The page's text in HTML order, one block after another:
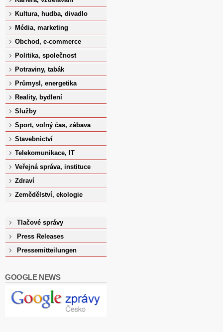
Kultura, hudba, divadlo
Média, marketing
Obchod, e-commerce
Politika, společnost
Potraviny, tabák
Průmysl, energetika
Reality, bydlení
Služby
Sport, volný čas, zábava
Stavebnictví
Telekomunikace, IT
Veřejná správa, instituce
Zdraví
Zemědělství, ekologie
Tlačové správy
Press Releases
Pressemitteilungen
GOOGLE NEWS